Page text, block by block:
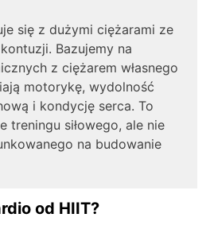
się z dużymi ciężarami ze
Bazujemy na
z ciężarem własnego
motorykę, wydolność
i kondycję serca. To
treningu siłowego, ale nie
na budowanie
od HIIT?